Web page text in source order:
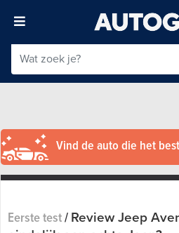
Vind de auto die het
Eerste test/Review Jeep